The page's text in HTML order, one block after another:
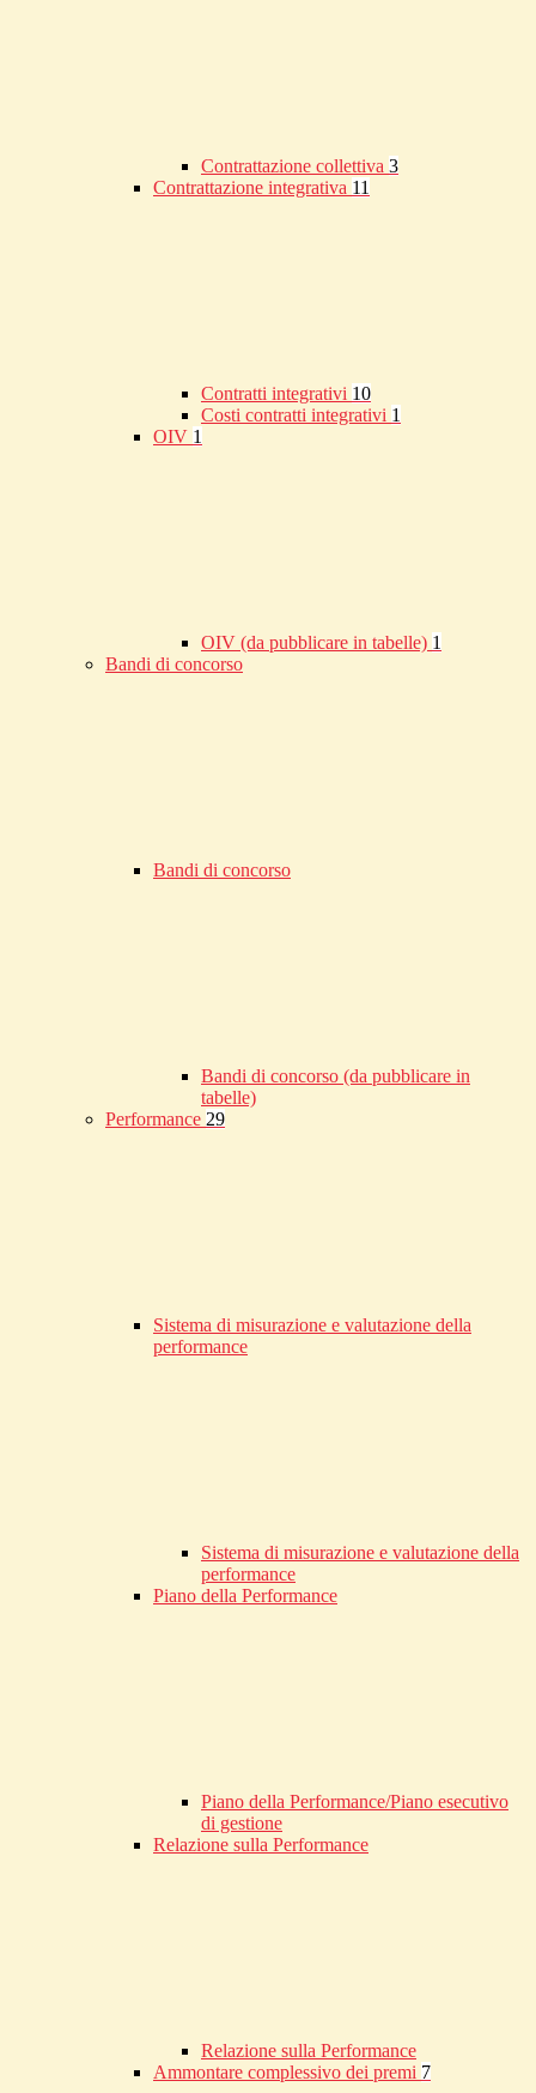
Contrattazione collettiva 3
Contrattazione integrativa 11
Contratti integrativi 10
Costi contratti integrativi 1
OIV 1
OIV (da pubblicare in tabelle) 1
Bandi di concorso
Bandi di concorso
Bandi di concorso (da pubblicare in
tabelle)
Performance 29
Sistema di misurazione e valutazione della
performance
Sistema di misurazione e valutazione della
performance
Piano della Performance
Piano della Performance/Piano esecutivo
di gestione
Relazione sulla Performance
Relazione sulla Performance
Ammontare complessivo dei premi 7